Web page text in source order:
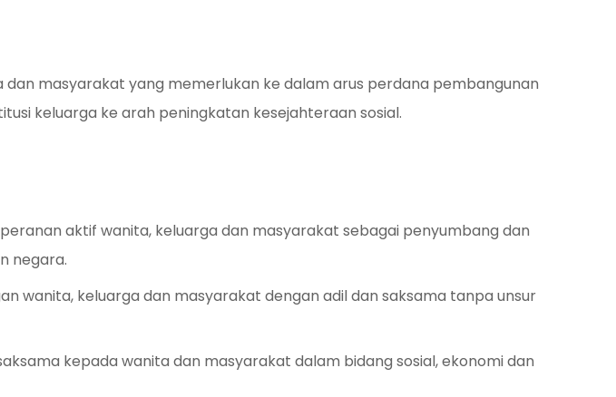
masyarakat yang memerlukan ke dalam arus perdana pembangunan
keluarga ke arah peningkatan kesejahteraan sosial.
aktif wanita, keluarga dan masyarakat sebagai penyumbang dan
negara.
wanita, keluarga dan masyarakat dengan adil dan saksama tanpa unsur
kepada wanita dan masyarakat dalam bidang sosial, ekonomi dan